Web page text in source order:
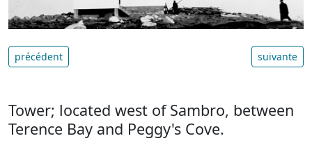
précédent suivante
Tower; located west of Sambro, between
Terence Bay and Peggy's Cove.